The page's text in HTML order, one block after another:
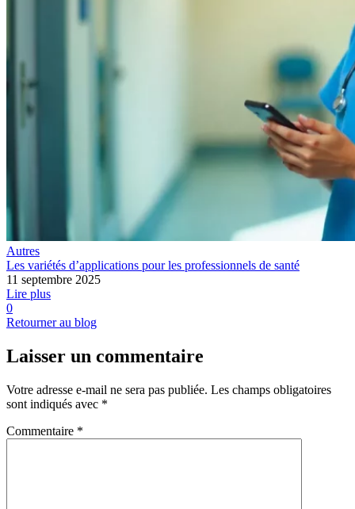
Autres
Les variétés d’applications pour les professionnels de santé
11 septembre 2025
Lire plus
0
Retourner au blog
Laisser un commentaire
Votre adresse e-mail ne sera pas publiée. Les champs obligatoires
sont indiqués avec *
Commentaire *